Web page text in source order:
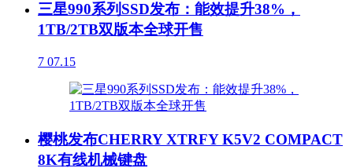
三星990系列SSD发布：能效提升38%，
1TB/2TB双版本全球开售
7 07.15
樱桃发布CHERRY XTRFY K5V2 COMPACT
8K有线机械键盘